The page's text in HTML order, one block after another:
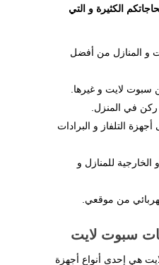
الكثيرة و التي
و المنازل من أفضل
سبوت لايت و غيرها.
في المنزل.
التلفاز و البرادات
الخارجية للمنازل و
من موقعي.
سبوت لايت
هي إحدى أنواع أجهزة